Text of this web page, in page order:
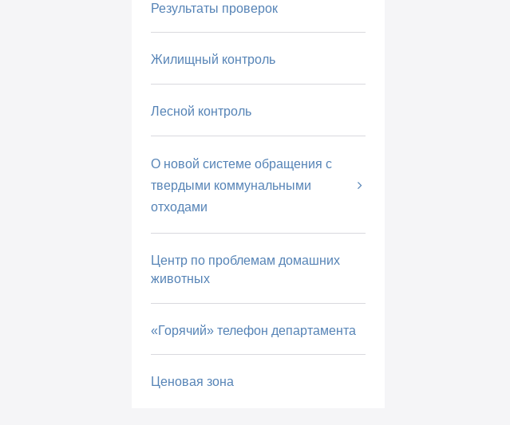
Результаты проверок
Жилищный контроль
Лесной контроль
О новой системе обращения с
твердыми коммунальными
отходами
Центр по проблемам домашних
животных
«Горячий» телефон департамента
Ценовая зона